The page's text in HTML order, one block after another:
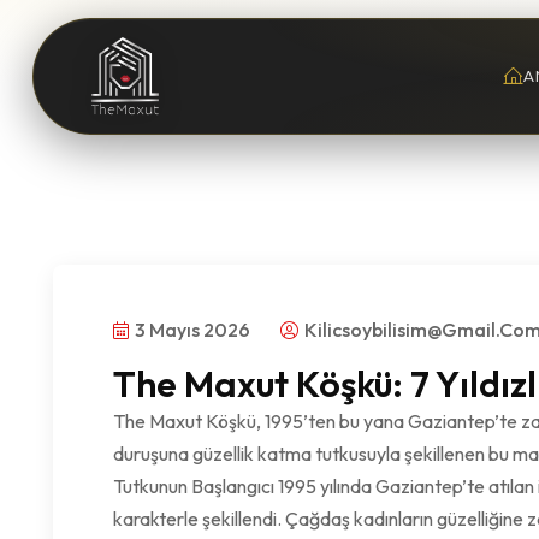
3 Mayıs 2026 Kilicsoybilisim@gmail.com
The Maxut Köşkü: 7
The Maxut Köşkü, 1995’ten bu yana Gaziantep’te
duruşuna güzellik katma tutkusuyla şekillenen bu
Tutkunun Başlangıcı 1995 yılında Gaziantep’te
karakterle şekillendi. Çağdaş kadınların güzelliğine